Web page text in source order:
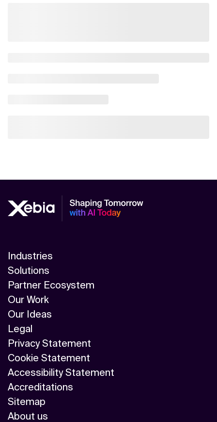
Industries
Solutions
Partner Ecosystem
Our Work
Our Ideas
Legal
Privacy Statement
Cookie Statement
Accessibility Statement
Accreditations
Sitemap
About us